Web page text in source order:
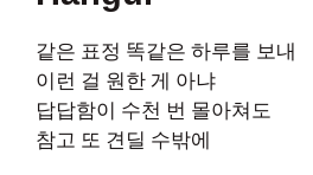
같은 표정 똑같은 하루를 보내
이런 걸 원한 게 아냐
답답함이 수천 번 몰아쳐도
참고 또 견딜 수밖에